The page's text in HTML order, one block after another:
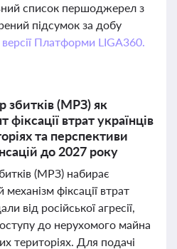
список першоджерел з
підсумок за добу
версії Платформи LIGA360.
збитків (МРЗ) як
втрат українців
та перспективи
до 2027 року
(МРЗ) набирає
фіксації втрат
від російської агресії,
до нерухомого майна
територіях. Для подачі